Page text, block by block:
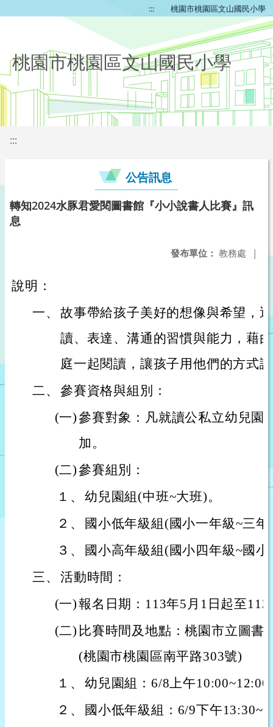
::: 桃園市桃園區文山國民小學
桃園市桃園區文山國民小學
:::
公告訊息
轉知2024水豚君愛閱圖書館『小小說書人比賽』訊
息
發布單位： 教務處 |
說明：
一、 故事帶給孩子美好的想像與希望，
讀、表達、溝通的習慣與能力，藉
庭一起閱讀，讓孩子用他們的方式
二、 參賽資格與組別：
(一)參賽對象：凡就讀公私立幼兒園
加。
(二)參賽組別：
１、 幼兒園組(中班~大班)。
２、
國小低年級組(國小一年級~三
３、
國小高年級組(國小四年級~國
三、 活動時間：
(一)報名日期：113年5月1日起至
(二) 比賽時間及地點：桃園市立圖書
(桃園市桃園區南平路303號)
１、 幼兒園組：6/8上午10:00~12:00
２、
國小低年級組：6/9下午